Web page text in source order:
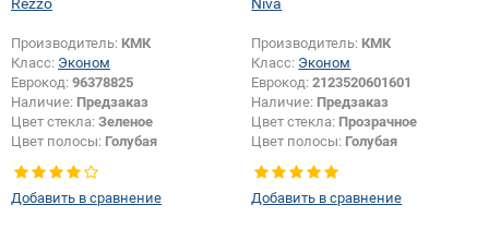
Производитель: КМК
Класс: Эконом
Еврокод: 96378825
Наличие: Предзаказ
Цвет стекла: Зеленое
Цвет полосы: Голубая
Добавить в сравнение
Производитель: КМК
Класс: Эконом
Еврокод:2123520601601
Наличие: Предзаказ
Цвет стекла: Прозрачное
Цвет полосы: Голубая
Добавить в сравнение